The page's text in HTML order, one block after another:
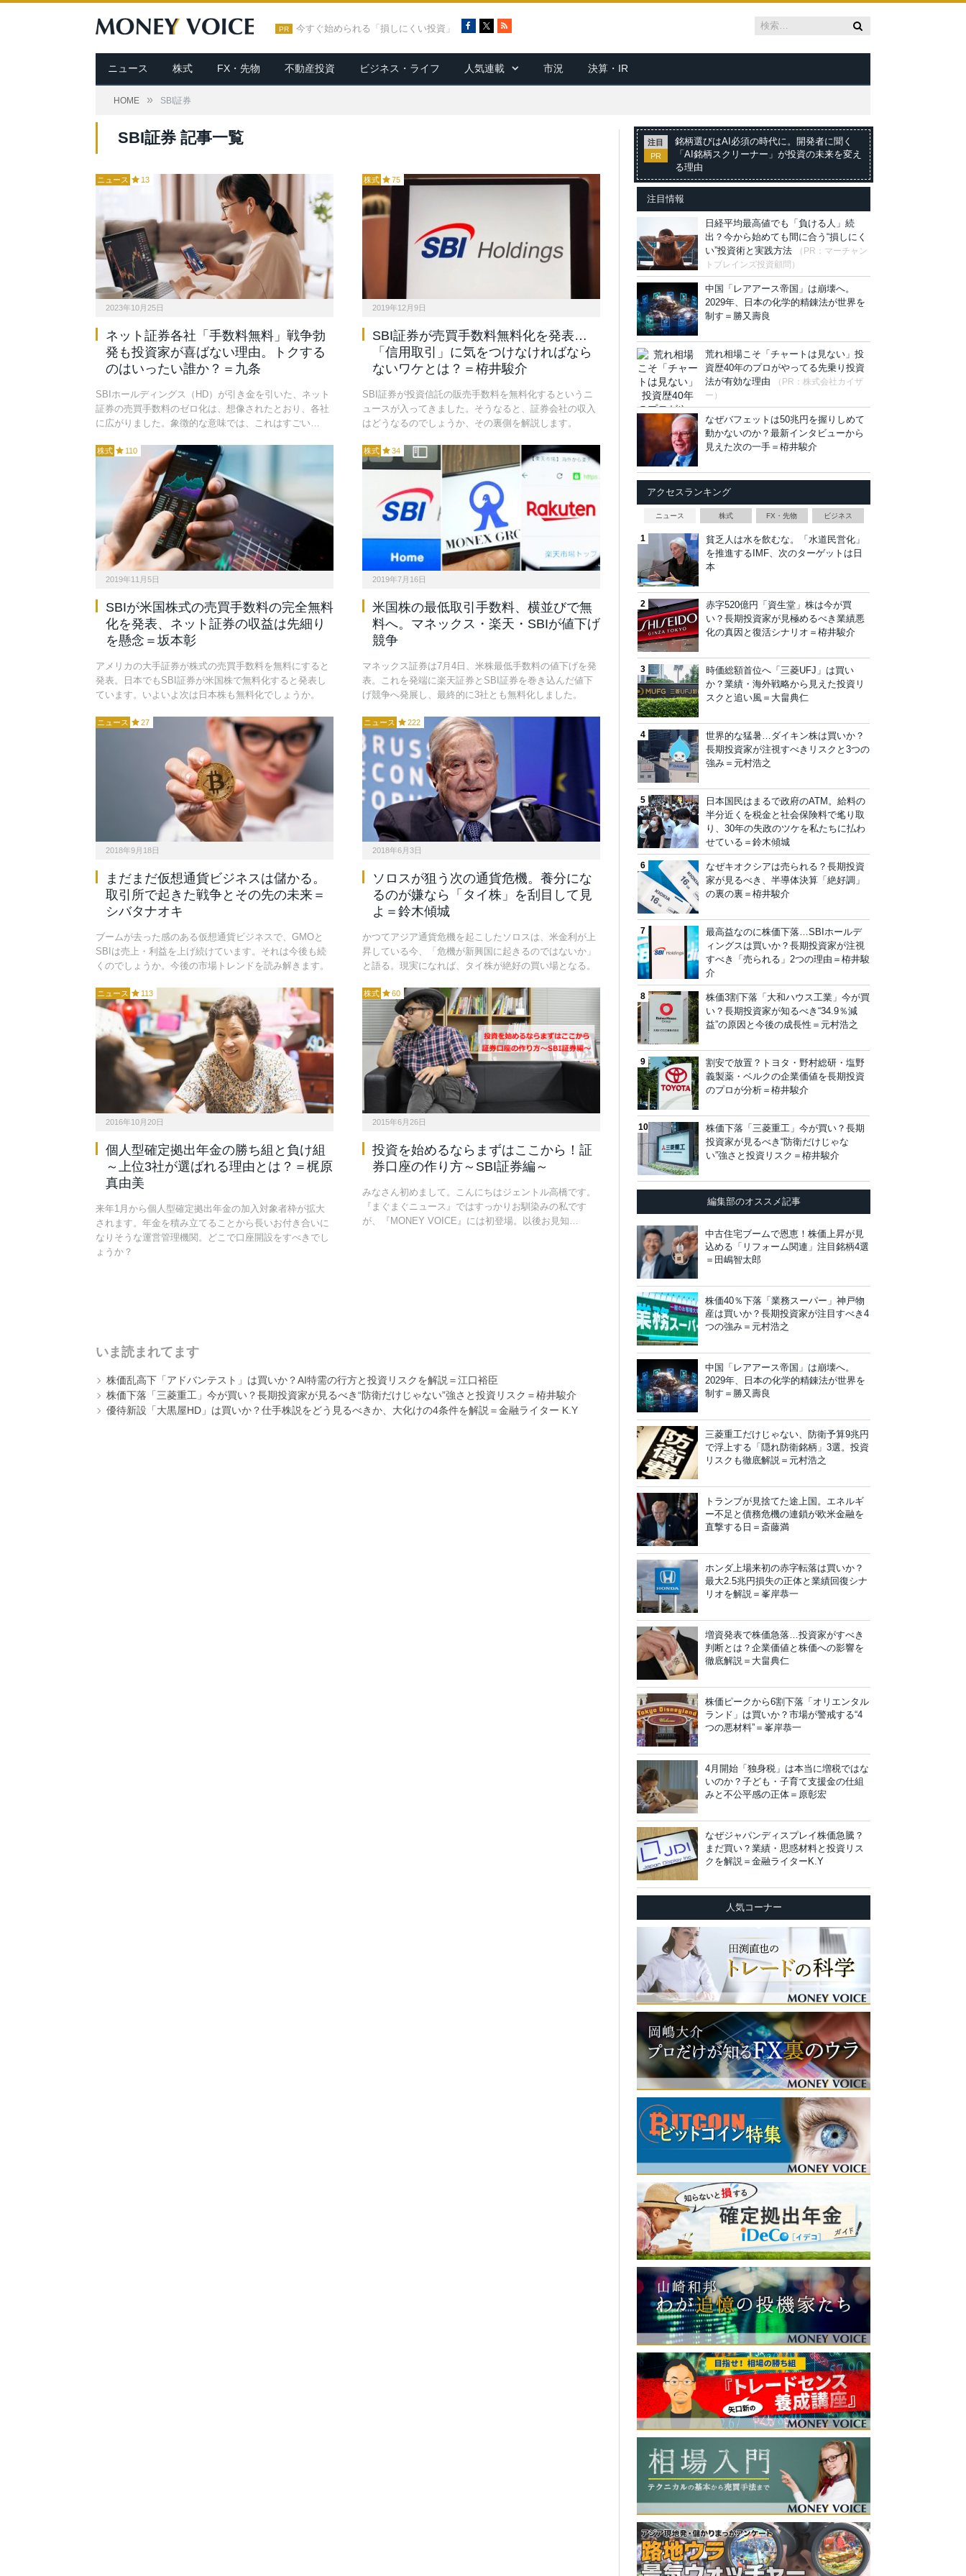
PR 今すぐ始められる「損しにくい投資」
c
e
b
R
S
ニュース 株式 FX・先物 不動産投資 ビジネス・ライフ 人気連載 市況 決算・IR
HOME » SBI証券
SBI証券 記事一覧
ニュース 13
2023年10月25日
ネット証券各社「手数料無料」戦争勃
発も投資家が喜ばない理由。トクする
のはいったい誰か？＝九条
SBIホールディングス（HD）が引き金を引いた、ネット
証券の売買手数料のゼロ化は、想像されたとおり、各社
に広がりました。象徴的な意味では、これはすごい…
株式 75
2019年12月9日
SBI証券が売買手数料無料化を発表…
「信用取引」に気をつけなければなら
ないワケとは？＝栫井駿介
SBI証券が投資信託の販売手数料を無料化するというニ
ュースが入ってきました。そうなると、証券会社の収入
はどうなるのでしょうか、その裏側を解説します。
株式 110
2019年11月5日
SBIが米国株式の売買手数料の完全無料
化を発表、ネット証券の収益は先細り
を懸念＝坂本彰
アメリカの大手証券が株式の売買手数料を無料にすると
発表。日本でもSBI証券が米国株で無料化すると発表し
ています。いよいよ次は日本株も無料化でしょうか。
株式 34
2019年7月16日
米国株の最低取引手数料、横並びで無
料へ。マネックス・楽天・SBIが値下げ
競争
マネックス証券は7月4日、米株最低手数料の値下げを発
表。これを発端に楽天証券とSBI証券を巻き込んだ値下
げ競争へ発展し、最終的に3社とも無料化しました。
ニュース 27
2018年9月18日
まだまだ仮想通貨ビジネスは儲かる。
取引所で起きた戦争とその先の未来＝
シバタナオキ
ブームが去った感のある仮想通貨ビジネスで、GMOと
SBIは売上・利益を上げ続けています。それは今後も続
くのでしょうか。今後の市場トレンドを読み解きます。
ニュース 222
2018年6月3日
ソロスが狙う次の通貨危機。養分にな
るのが嫌なら「タイ株」を刮目して見
よ＝鈴木傾城
かつてアジア通貨危機を起こしたソロスは、米金利が上
昇している今、「危機が新興国に起きるのではないか」
と語る。現実になれば、タイ株が絶好の買い場となる。
ニュース 113
2016年10月20日
個人型確定拠出年金の勝ち組と負け組
～上位3社が選ばれる理由とは？＝梶原
真由美
来年1月から個人型確定拠出年金の加入対象者枠が拡大
されます。年金を積み立てることから長いお付き合いに
なりそうな運営管理機関。どこで口座開設をすべきでし
ょうか？
株式 60
2015年6月26日
投資を始めるならまずはここから！証
券口座の作り方～SBI証券編～
みなさん初めまして。こんにちはジェントル高橋です。
『まぐまぐニュース』ではすっかりお馴染みの私です
が、『MONEY VOICE』には初登場。以後お見知…
いま読まれてます
株価乱高下「アドバンテスト」は買いか？AI特需の行方と投資リスクを解説＝江口裕臣
株価下落「三菱重工」今が買い？長期投資家が見るべき“防衛だけじゃない”強さと投資リスク＝栫井駿介
優待新設「大黒屋HD」は買いか？仕手株説をどう見るべきか、大化けの4条件を解説＝金融ライター K.Y
注目
PR
銘柄選びはAI必須の時代に。開発者に聞く
「AI銘柄スクリーナー」が投資の未来を変え
る理由
注目情報
日経平均最高値でも「負ける人」続
出？今から始めても間に合う“損しにく
い”投資術と実践方法
（PR：マーチャン
トブレインズ投資顧問）
中国「レアアース帝国」は崩壊へ。
2029年、日本の化学的精錬法が世界を
制す＝勝又壽良
荒れ相場こそ「チャートは見ない」投
資歴40年のプロがやってる先乗り投資
法が有効な理由
（PR：株式会社カイザ
ー）
なぜバフェットは50兆円を握りしめて
動かないのか？最新インタビューから
見えた次の一手＝栫井駿介
アクセスランキング
ニュース 株式 FX・先物 ビジネス
貧乏人は水を飲むな。「水道民営化」
を推進するIMF、次のターゲットは日
本
赤字520億円「資生堂」株は今が買
い？長期投資家が見極めるべき業績悪
化の真因と復活シナリオ＝栫井駿介
時価総額首位へ「三菱UFJ」は買い
か？業績・海外戦略から見えた投資リ
スクと追い風＝大畠典仁
世界的な猛暑…ダイキン株は買いか？
長期投資家が注視すべきリスクと3つの
強み＝元村浩之
日本国民はまるで政府のATM。給料の
半分近くを税金と社会保険料で毟り取
り、30年の失政のツケを私たちに払わ
せている＝鈴木傾城
なぜキオクシアは売られる？長期投資
家が見るべき、半導体決算「絶好調」
の裏の裏＝栫井駿介
最高益なのに株価下落…SBIホールデ
ィングスは買いか？長期投資家が注視
すべき「売られる」2つの理由＝栫井駿
介
株価3割下落「大和ハウス工業」今が買
い？長期投資家が知るべき“34.9％減
益”の原因と今後の成長性＝元村浩之
割安で放置？トヨタ・野村総研・塩野
義製薬・ベルクの企業価値を長期投資
のプロが分析＝栫井駿介
株価下落「三菱重工」今が買い？長期
投資家が見るべき“防衛だけじゃな
い”強さと投資リスク＝栫井駿介
編集部のオススメ記事
中古住宅ブームで恩恵！株価上昇が見
込める「リフォーム関連」注目銘柄4選
＝田嶋智太郎
株価40％下落「業務スーパー」神戸物
産は買いか？長期投資家が注目すべき4
つの強み＝元村浩之
中国「レアアース帝国」は崩壊へ。
2029年、日本の化学的精錬法が世界を
制す＝勝又壽良
三菱重工だけじゃない、防衛予算9兆円
で浮上する「隠れ防衛銘柄」3選。投資
リスクも徹底解説＝元村浩之
トランプが見捨てた途上国。エネルギ
ー不足と債務危機の連鎖が欧米金融を
直撃する日＝斎藤満
ホンダ上場来初の赤字転落は買いか？
最大2.5兆円損失の正体と業績回復シナ
リオを解説＝峯岸恭一
増資発表で株価急落…投資家がすべき
判断とは？企業価値と株価への影響を
徹底解説＝大畠典仁
株価ピークから6割下落「オリエンタル
ランド」は買いか？市場が警戒する“4
つの悪材料”＝峯岸恭一
4月開始「独身税」は本当に増税ではな
いのか？子ども・子育て支援金の仕組
みと不公平感の正体＝原彰宏
なぜジャパンディスプレイ株価急騰？
まだ買い？業績・思惑材料と投資リス
クを解説＝金融ライターK.Y
人気コーナー